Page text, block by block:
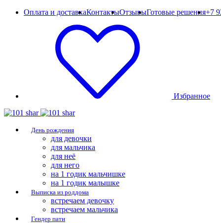
Оплата и доставкаКонтактыОтзывыГотовые решения+7
Избранное
День рождения
для девочки
для мальчика
для неё
для него
на 1 годик мальчишке
на 1 годик малышке
Выписка из роддома
встречаем девочку
встречаем мальчика
Гендер пати